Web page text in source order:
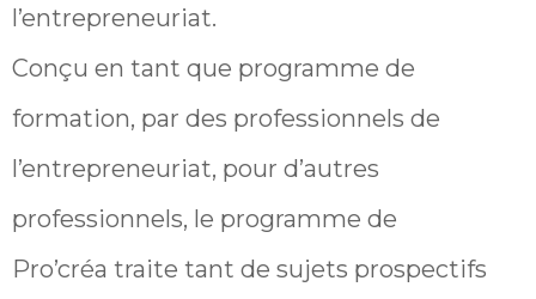
l’entrepreneuriat.
Conçu en tant que programme de
formation, par des professionnels de
l’entrepreneuriat, pour d’autres
professionnels, le programme de
Pro’créa traite tant de sujets prospectifs